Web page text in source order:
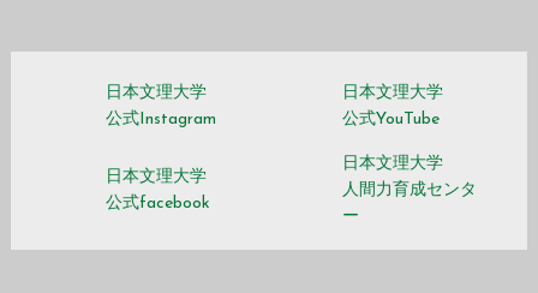
日本文理大学
公式Instagram
日本文理大学
公式YouTube
日本文理大学
公式facebook
日本文理大学
人間力育成センタ
ー